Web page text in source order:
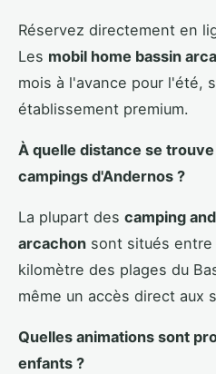
Réservez directement en
Les mobil home bassin
mois à l'avance pour l'été,
établissement premium.
À quelle distance se
campings d'Andernos ?
La plupart des camping
arcachon sont situés
kilomètre des plages du
même un accès direct aux
Quelles animations sont
enfants ?